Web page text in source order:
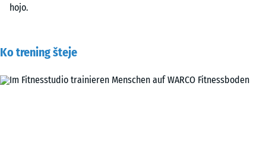
hojo.
Ko trening šteje